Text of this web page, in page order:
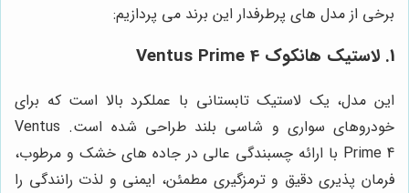
برخی از مدل های پرطرفدار این برند می پردازیم:
1. لاستیک هانکوک Ventus Prime 4
این مدل، یک لاستیک تابستانی با عملکرد بالا است که برای
خودروهای سواری و شاسی بلند طراحی شده است. Ventus
Prime 4 با ارائه چسبندگی عالی در جاده های خشک و مرطوب،
فرمان پذیری دقیق و ترمزگیری مطمئن، ایمنی و لذت رانندگی را